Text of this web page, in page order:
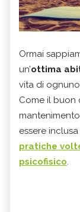
Ormai
un’ottima
vita di
Come il buon
essere
pratiche
psicofisico.